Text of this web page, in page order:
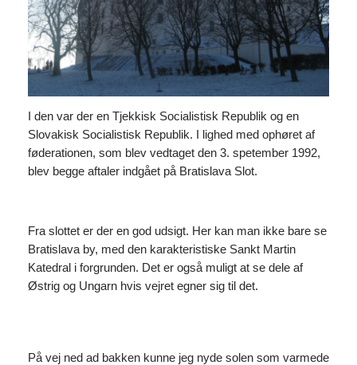
I den var der en Tjekkisk Socialistisk Republik og en
Slovakisk Socialistisk Republik. I lighed med ophøret af
føderationen, som blev vedtaget den 3. spetember 1992,
blev begge aftaler indgået på Bratislava Slot.
Fra slottet er der en god udsigt. Her kan man ikke bare se
Bratislava by, med den karakteristiske Sankt Martin
Katedral i forgrunden. Det er også muligt at se dele af
Østrig og Ungarn hvis vejret egner sig til det.
På vej ned ad bakken kunne jeg nyde solen som varmede